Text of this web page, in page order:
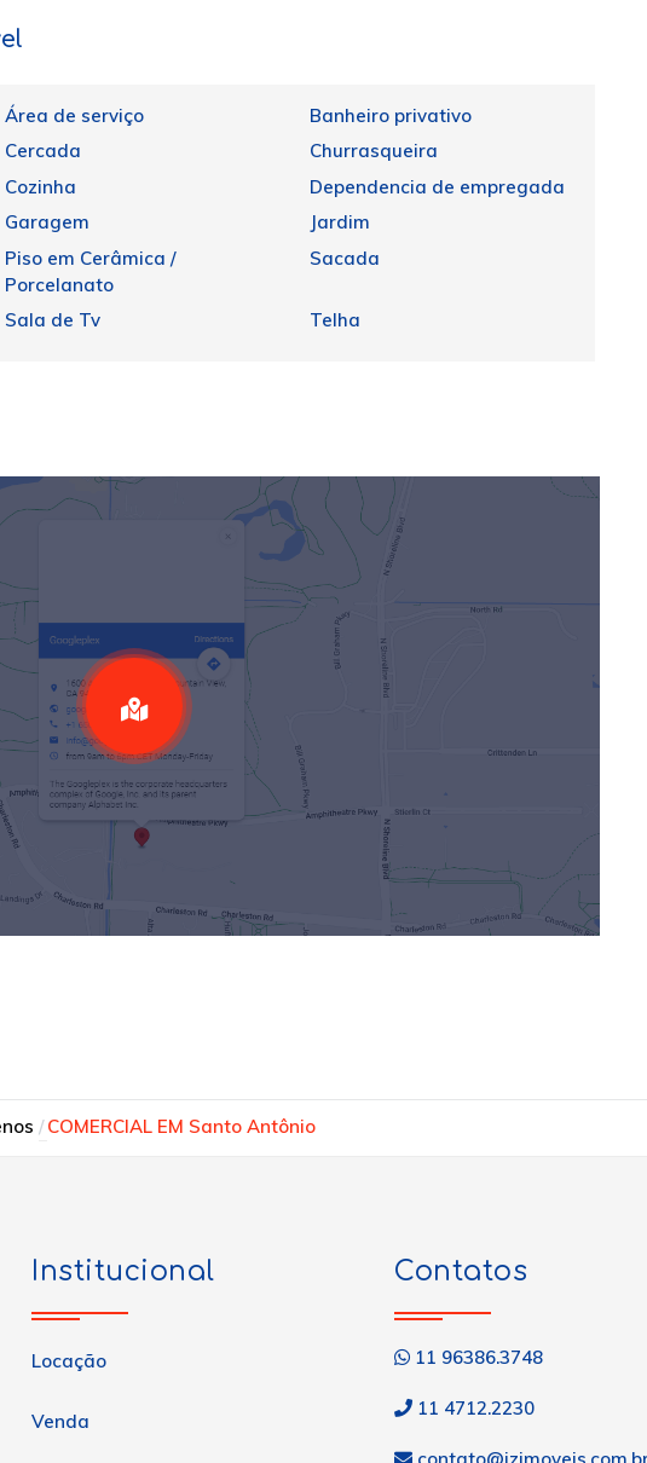
Área de serviço
Banheiro privativo
Cercada
Churrasqueira
Cozinha
Dependencia de empregada
Garagem
Jardim
Piso em Cerâmica /
Porcelanato
Sacada
Sala de Tv Telha
COMERCIAL EM Santo Antônio
Institucional
Locação
Venda
Contatos
11 96386.3748
11 4712.2230